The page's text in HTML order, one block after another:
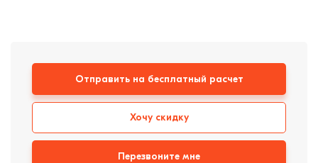
Ступени, крыльцо
Строительные
Отправить на бесплатный расчет
Хочу скидку
Перезвоните мне